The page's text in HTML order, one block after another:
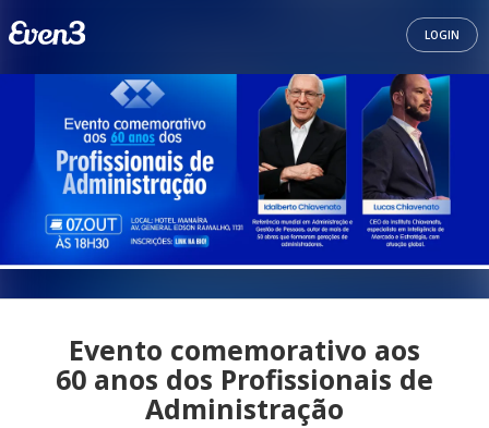
LOGIN
Evento comemorativo aos
60 anos dos Profissionais de
Administração